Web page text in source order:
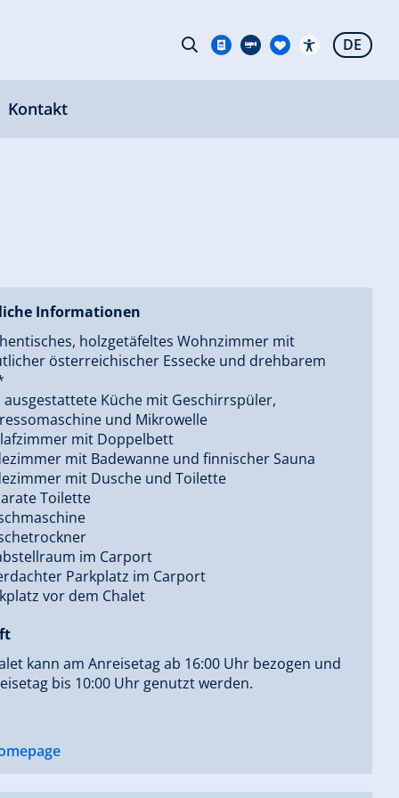
Kontakt
Informationen
holzgetäfeltes Wohnzimmer mit
österreichischer Essecke und drehbarem
ausgestattete Küche mit Geschirrspüler,
und Mikrowelle
mit Doppelbett
mit Badewanne und finnischer Sauna
mit Dusche und Toilette
Toilette
im Carport
Parkplatz im Carport
vor dem Chalet
kann am Anreisetag ab 16:00 Uhr bezogen und
bis 10:00 Uhr genutzt werden.
DE